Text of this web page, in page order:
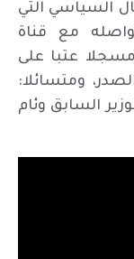
السياسي التي
مع قناة
مسجلا عتبا على
ومتسائلا:
السابق وئام